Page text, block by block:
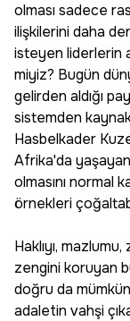
olması sadece
ilişkilerini daha
isteyen liderlerin
miyiz? Bugün
gelirden aldığı
sistemden
Hasbelkader
Afrika'da
olmasını normal
örnekleri
Haklıyı,
zengini koruyan
doğru da
adaletin vahşi